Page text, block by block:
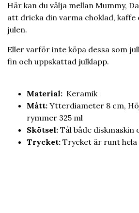
Här kan du välja mellan Mummy,
att dricka din varma choklad, kaffe
julen.
Eller varför inte köpa dessa som
fin och uppskattad julklapp.
Material: Keramik
Mått: Ytterdiameter 8 cm,
rymmer 325 ml
Skötsel: Tål både diskmaskin
Trycket: Trycket är runt hela